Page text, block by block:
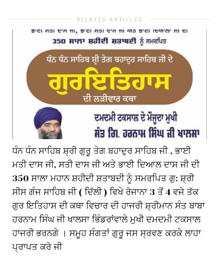
RELATED ARTICLES
ਧੰਨ ਧੰਨ ਸਾਹਿਬ ਸ਼੍ਰੀ ਗੁਰੂ ਤੇਗ ਬਹਾਦੁਰ ਸਾਹਿਬ ਜੀ , ਭਾਈ
ਮਤੀ ਦਾਸ ਜੀ, ਸਤੀ ਦਾਸ ਜੀ ਅਤੇ ਭਾਈ ਦਿਆਲ ਦਾਸ ਜੀ ਦੀ
350 ਸਾਲਾ ਮਹਾਨ ਸ਼ਹੀਦੀ ਸ਼ਤਾਬਦੀ ਨੂੰ ਸਮਰਪਿਤ ਗੁ: ਸ਼੍ਰੀ
ਸੀਸ ਗੰਜ ਸਾਹਿਬ ਜੀ ( ਦਿੱਲੀ ) ਵਿਖੇ ਰੋਜਾਨਾ 3 ਤੋਂ 4 ਵਜੇ ਤੱਕ
ਗੁਰ ਇਤਿਹਾਸ ਦੀ ਕਥਾ ਵਿਚਾਰ ਦੀ ਹਾਜਰੀ ਸ਼੍ਰੀਮਾਨ ਸੰਤ ਬਾਬਾ
ਹਰਨਾਮ ਸਿੰਘ ਜੀ ਖਾਲਸਾ ਭਿੰਡਰਾਂਵਾਲੇ ਮੁਖੀ ਦਮਦਮੀ ਟਕਸਾਲ
ਹਾਜਰੀ ਭਰਨਗੇ । ਸਮੂਹ ਸੰਗਤਾਂ ਗੁਰੂ ਜਸ ਸ੍ਰਵਣ ਕਰਕੇ ਲਾਹਾ
ਪ੍ਰਾਪਤ ਕਰੋ ਜੀ